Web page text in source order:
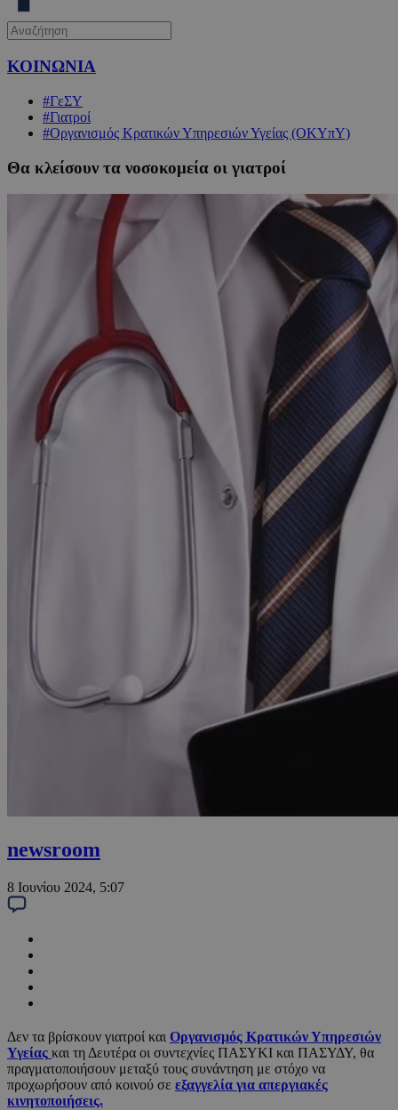
ΚΟΙΝΩΝΙΑ
#ΓεΣΥ
#Γιατροί
#Οργανισμός Κρατικών Υπηρεσιών Υγείας (ΟΚΥπΥ)
Θα κλείσουν τα νοσοκομεία οι γιατροί
newsroom
8 Ιουνίου 2024, 5:07
Δεν τα βρίσκουν γιατροί και Οργανισμός Κρατικών Υπηρεσιών
Υγείας και τη Δευτέρα οι συντεχνίες ΠΑΣΥΚΙ και ΠΑΣΥΔΥ, θα
πραγματοποιήσουν μεταξύ τους συνάντηση με στόχο να
προχωρήσουν από κοινού σε εξαγγελία για απεργιακές
κινητοποιήσεις.